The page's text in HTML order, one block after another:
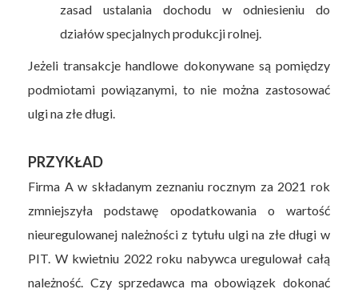
zasad ustalania dochodu w odniesieniu do
działów specjalnych produkcji rolnej.
Jeżeli transakcje handlowe dokonywane są pomiędzy
podmiotami powiązanymi, to nie można zastosować
ulgi na złe długi.
PRZYKŁAD
Firma A w składanym zeznaniu rocznym za 2021 rok
zmniejszyła podstawę opodatkowania o wartość
nieuregulowanej należności z tytułu ulgi na złe długi w
PIT. W kwietniu 2022 roku nabywca uregulował całą
należność. Czy sprzedawca ma obowiązek dokonać